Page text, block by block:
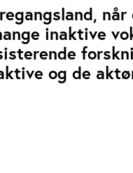
inaktive
og de